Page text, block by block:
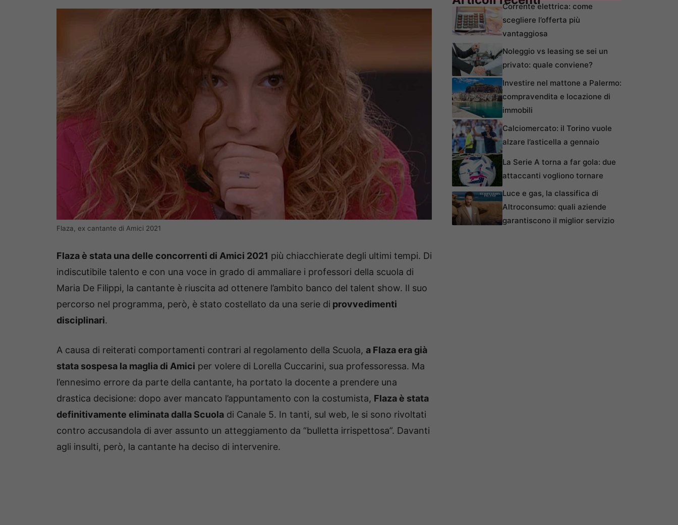
Flaza, ex cantante di Amici 2021
Flaza è stata una delle concorrenti di Amici 2021 più chiacchierate degli ultimi tempi. Di
indiscutibile talento e con una voce in grado di ammaliare i professori della scuola di
Maria De Filippi, la cantante è riuscita ad ottenere l’ambito banco del talent show. Il suo
percorso nel programma, però, è stato costellato da una serie di provvedimenti
disciplinari.
A causa di reiterati comportamenti contrari al regolamento della Scuola, a Flaza era già
stata sospesa la maglia di Amici per volere di Lorella Cuccarini, sua professoressa. Ma
l’ennesimo errore da parte della cantante, ha portato la docente a prendere una
drastica decisione: dopo aver mancato l’appuntamento con la costumista, Flaza è stata
definitivamente eliminata dalla Scuola di Canale 5. In tanti, sul web, le si sono rivoltati
contro accusandola di aver assunto un atteggiamento da “bulletta irrispettosa”. Davanti
agli insulti, però, la cantante ha deciso di intervenire.
Corrente elettrica: come
scegliere l’offerta più
vantaggiosa
Noleggio vs leasing se sei un
privato: quale conviene?
Investire nel mattone a Palermo:
compravendita e locazione di
immobili
Calciomercato: il Torino vuole
alzare l’asticella a gennaio
La Serie A torna a far gola: due
attaccanti vogliono tornare
Luce e gas, la classifica di
Altroconsumo: quali aziende
garantiscono il miglior servizio